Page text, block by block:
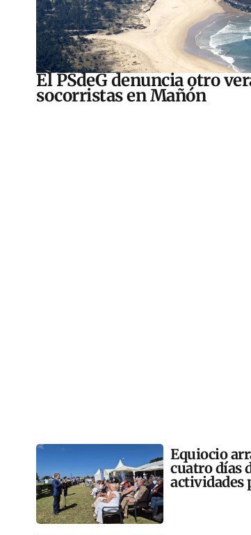
El PSdeG denuncia otro
socorristas en Mañón
Equiocio
cuatro días
actividades